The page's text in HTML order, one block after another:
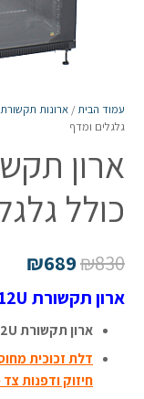
עמוד הבית/ ארונות תקשורת
גלגלים ומדף
כולל
₪830
₪689
ארון תקשורת 12U עומק 50 כולל גלגלים ומדף
ארון תקשורת 12U הכולל:
דלת זכוכית
חיזוק ודפנות